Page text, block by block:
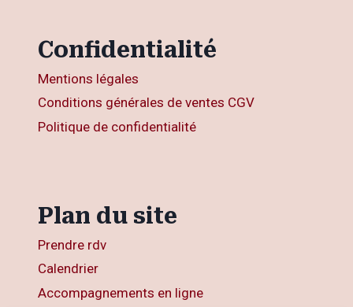
Confidentialité
Mentions légales
Conditions générales de ventes CGV
Politique de confidentialité
Plan du site
Prendre rdv
Calendrier
Accompagnements en ligne